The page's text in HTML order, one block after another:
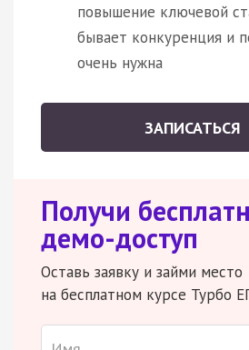
повышение ключевой
бывает конкуренция и
очень нужна
ЗАПИСАТЬСЯ
Получи
демо-доступ
Оставь заявку и займи место
на бесплатном курсе Турбо